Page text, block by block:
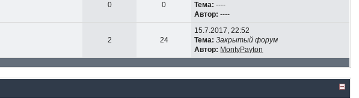
0 0
Тема: ----
Автор: ----
2 24
15.7.2017, 22:52
Тема: Закрытый форум
Автор: MontyPayton